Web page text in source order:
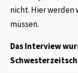
nicht. Hier werden
müssen.
Das Interview